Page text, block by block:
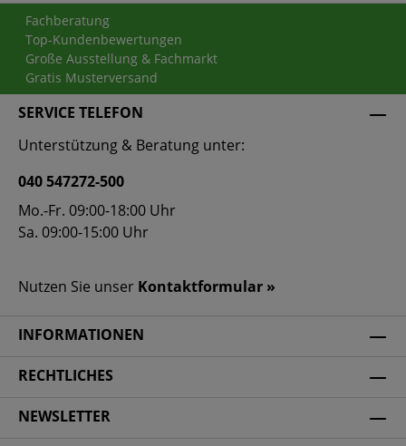
Fachberatung
Top-Kundenbewertungen
Große Ausstellung & Fachmarkt
Gratis Musterversand
SERVICE TELEFON
Unterstützung & Beratung unter:
040 547272-500
Mo.-Fr. 09:00-18:00 Uhr
Sa. 09:00-15:00 Uhr
Nutzen Sie unser Kontaktformular »
INFORMATIONEN
RECHTLICHES
NEWSLETTER